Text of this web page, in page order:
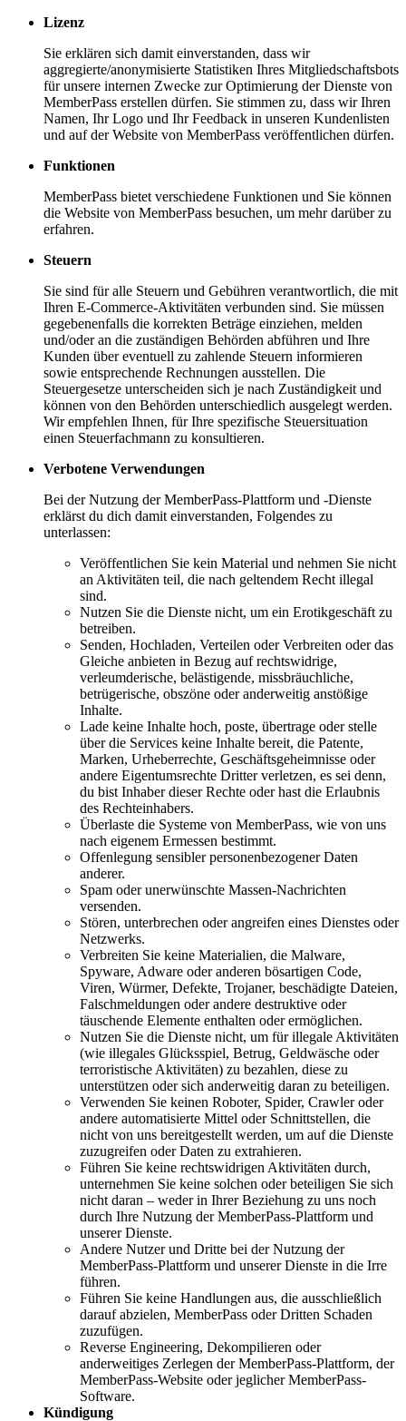
Lizenz
Sie erklären sich damit einverstanden, dass wir
aggregierte/anonymisierte Statistiken Ihres Mitgliedschaftsbots
für unsere internen Zwecke zur Optimierung der Dienste von
MemberPass erstellen dürfen. Sie stimmen zu, dass wir Ihren
Namen, Ihr Logo und Ihr Feedback in unseren Kundenlisten
und auf der Website von MemberPass veröffentlichen dürfen.
Funktionen
MemberPass bietet verschiedene Funktionen und Sie können
die Website von MemberPass besuchen, um mehr darüber zu
erfahren.
Steuern
Sie sind für alle Steuern und Gebühren verantwortlich, die mit
Ihren E-Commerce-Aktivitäten verbunden sind. Sie müssen
gegebenenfalls die korrekten Beträge einziehen, melden
und/oder an die zuständigen Behörden abführen und Ihre
Kunden über eventuell zu zahlende Steuern informieren
sowie entsprechende Rechnungen ausstellen. Die
Steuergesetze unterscheiden sich je nach Zuständigkeit und
können von den Behörden unterschiedlich ausgelegt werden.
Wir empfehlen Ihnen, für Ihre spezifische Steuersituation
einen Steuerfachmann zu konsultieren.
Verbotene Verwendungen
Bei der Nutzung der MemberPass-Plattform und -Dienste
erklärst du dich damit einverstanden, Folgendes zu
unterlassen:
Veröffentlichen Sie kein Material und nehmen Sie nicht
an Aktivitäten teil, die nach geltendem Recht illegal
sind.
Nutzen Sie die Dienste nicht, um ein Erotikgeschäft zu
betreiben.
Senden, Hochladen, Verteilen oder Verbreiten oder das
Gleiche anbieten in Bezug auf rechtswidrige,
verleumderische, belästigende, missbräuchliche,
betrügerische, obszöne oder anderweitig anstößige
Inhalte.
Lade keine Inhalte hoch, poste, übertrage oder stelle
über die Services keine Inhalte bereit, die Patente,
Marken, Urheberrechte, Geschäftsgeheimnisse oder
andere Eigentumsrechte Dritter verletzen, es sei denn,
du bist Inhaber dieser Rechte oder hast die Erlaubnis
des Rechteinhabers.
Überlaste die Systeme von MemberPass, wie von uns
nach eigenem Ermessen bestimmt.
Offenlegung sensibler personenbezogener Daten
anderer.
Spam oder unerwünschte Massen-Nachrichten
versenden.
Stören, unterbrechen oder angreifen eines Dienstes oder
Netzwerks.
Verbreiten Sie keine Materialien, die Malware,
Spyware, Adware oder anderen bösartigen Code,
Viren, Würmer, Defekte, Trojaner, beschädigte Dateien,
Falschmeldungen oder andere destruktive oder
täuschende Elemente enthalten oder ermöglichen.
Nutzen Sie die Dienste nicht, um für illegale Aktivitäten
(wie illegales Glücksspiel, Betrug, Geldwäsche oder
terroristische Aktivitäten) zu bezahlen, diese zu
unterstützen oder sich anderweitig daran zu beteiligen.
Verwenden Sie keinen Roboter, Spider, Crawler oder
andere automatisierte Mittel oder Schnittstellen, die
nicht von uns bereitgestellt werden, um auf die Dienste
zuzugreifen oder Daten zu extrahieren.
Führen Sie keine rechtswidrigen Aktivitäten durch,
unternehmen Sie keine solchen oder beteiligen Sie sich
nicht daran – weder in Ihrer Beziehung zu uns noch
durch Ihre Nutzung der MemberPass-Plattform und
unserer Dienste.
Andere Nutzer und Dritte bei der Nutzung der
MemberPass-Plattform und unserer Dienste in die Irre
führen.
Führen Sie keine Handlungen aus, die ausschließlich
darauf abzielen, MemberPass oder Dritten Schaden
zuzufügen.
Reverse Engineering, Dekompilieren oder
anderweitiges Zerlegen der MemberPass-Plattform, der
MemberPass-Website oder jeglicher MemberPass-
Software.
Kündigung